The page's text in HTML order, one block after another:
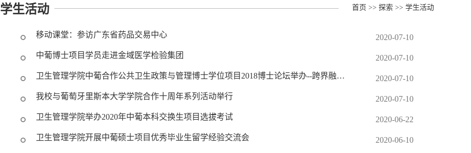
首页 >> 探索 >> 学生活动
学生活动
移动课堂：参访广东省药品交易中心 2020-07-10
中葡博士项目学员走进金域医学检验集团 2020-07-10
卫生管理学院中葡合作公共卫生政策与管理博士学位项目2018博士论坛举办--跨界融… 2020-07-10
我校与葡萄牙里斯本大学学院合作十周年系列活动举行 2020-07-10
卫生管理学院举办2020年中葡本科交换生项目选拔考试 2020-06-22
卫生管理学院开展中葡硕士项目优秀毕业生留学经验交流会 2020-06-10